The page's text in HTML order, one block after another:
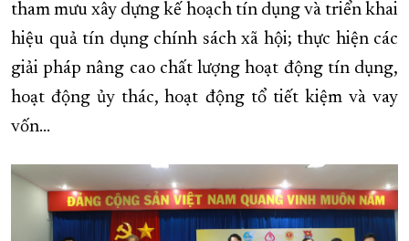
tham mưu xây dựng kế hoạch tín dụng và triển khai
hiệu quả tín dụng chính sách xã hội; thực hiện các
giải pháp nâng cao chất lượng hoạt động tín dụng,
hoạt động ủy thác, hoạt động tổ tiết kiệm và vay
vốn…